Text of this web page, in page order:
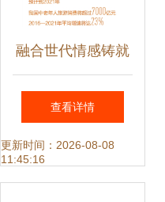
融合世代情感铸就
美好晚年 提供更加
丰富优质的老龄文
查看详情
更新时间：2026-08-08
11:45:16